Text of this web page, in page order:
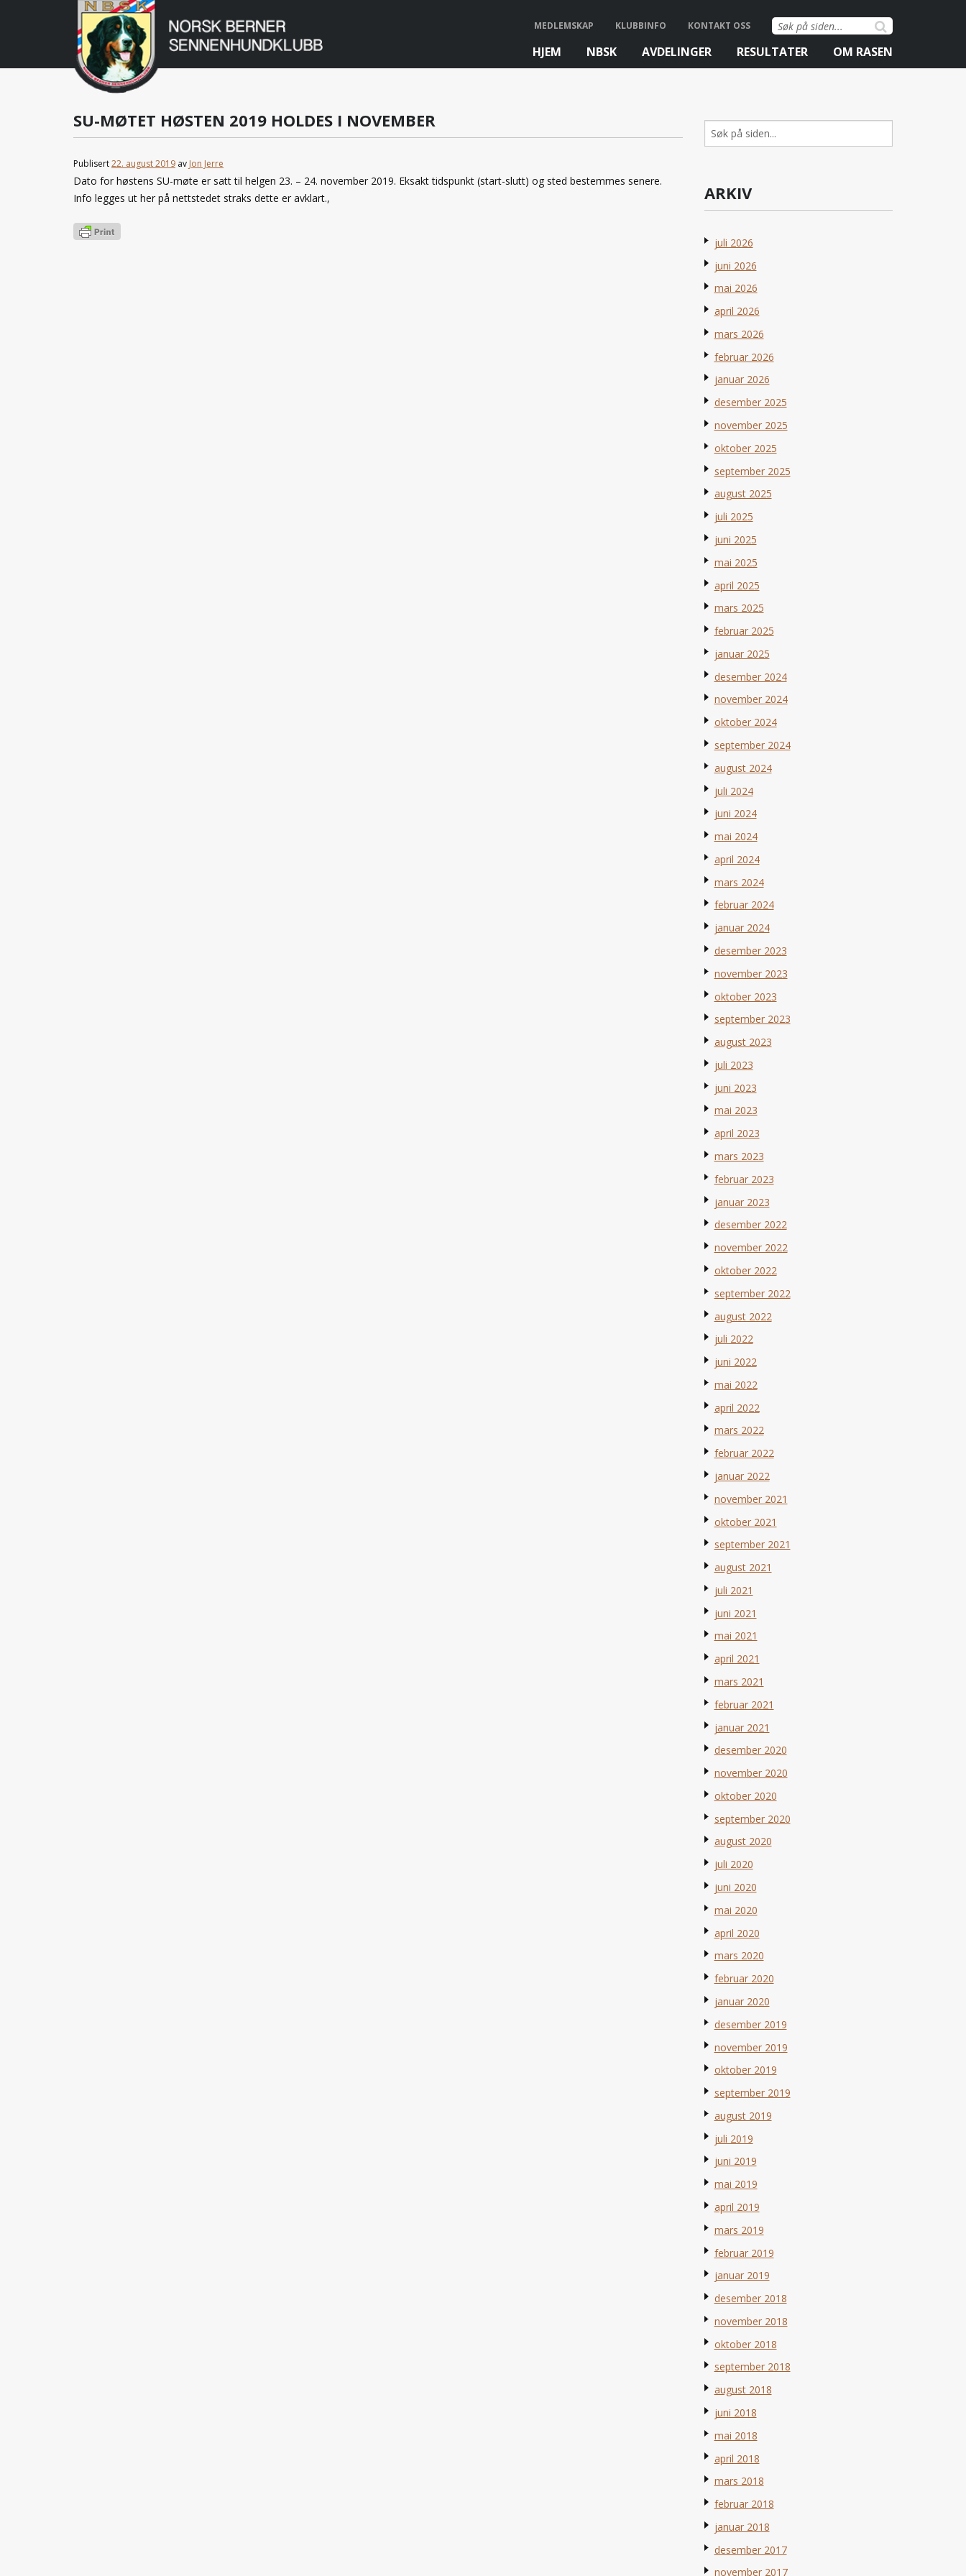
Norsk
Berner
Sennenhundklubb
Søk
etter:
MEDLEMSKAP KLUBBINFO KONTAKT OSS
HJEM NBSK AVDELINGER RESULTATER OM RASEN
SU-MØTET HØSTEN 2019 HOLDES I NOVEMBER
Publisert22. august 2019 av Jon Jerre
Dato for høstens SU-møte er satt til helgen 23. – 24. november 2019. Eksakt tidspunkt (start-slutt) og sted bestemmes senere.
Info legges ut her på nettstedet straks dette er avklart.,
Søk
etter:
ARKIV
juli 2026
juni 2026
mai 2026
april 2026
mars 2026
februar 2026
januar 2026
desember 2025
november 2025
oktober 2025
september 2025
august 2025
juli 2025
juni 2025
mai 2025
april 2025
mars 2025
februar 2025
januar 2025
desember 2024
november 2024
oktober 2024
september 2024
august 2024
juli 2024
juni 2024
mai 2024
april 2024
mars 2024
februar 2024
januar 2024
desember 2023
november 2023
oktober 2023
september 2023
august 2023
juli 2023
juni 2023
mai 2023
april 2023
mars 2023
februar 2023
januar 2023
desember 2022
november 2022
oktober 2022
september 2022
august 2022
juli 2022
juni 2022
mai 2022
april 2022
mars 2022
februar 2022
januar 2022
november 2021
oktober 2021
september 2021
august 2021
juli 2021
juni 2021
mai 2021
april 2021
mars 2021
februar 2021
januar 2021
desember 2020
november 2020
oktober 2020
september 2020
august 2020
juli 2020
juni 2020
mai 2020
april 2020
mars 2020
februar 2020
januar 2020
desember 2019
november 2019
oktober 2019
september 2019
august 2019
juli 2019
juni 2019
mai 2019
april 2019
mars 2019
februar 2019
januar 2019
desember 2018
november 2018
oktober 2018
september 2018
august 2018
juni 2018
mai 2018
april 2018
mars 2018
februar 2018
januar 2018
desember 2017
november 2017